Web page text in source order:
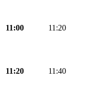
11:00 11:20
11:20 11:40